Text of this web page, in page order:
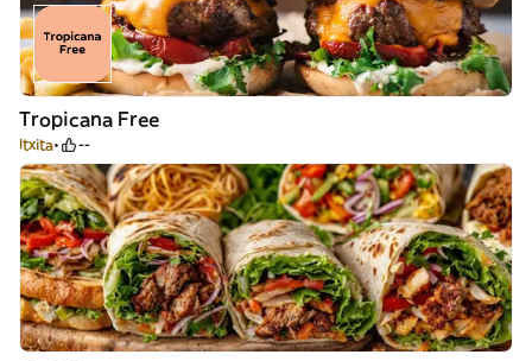
Tropicana Free
Itxita --